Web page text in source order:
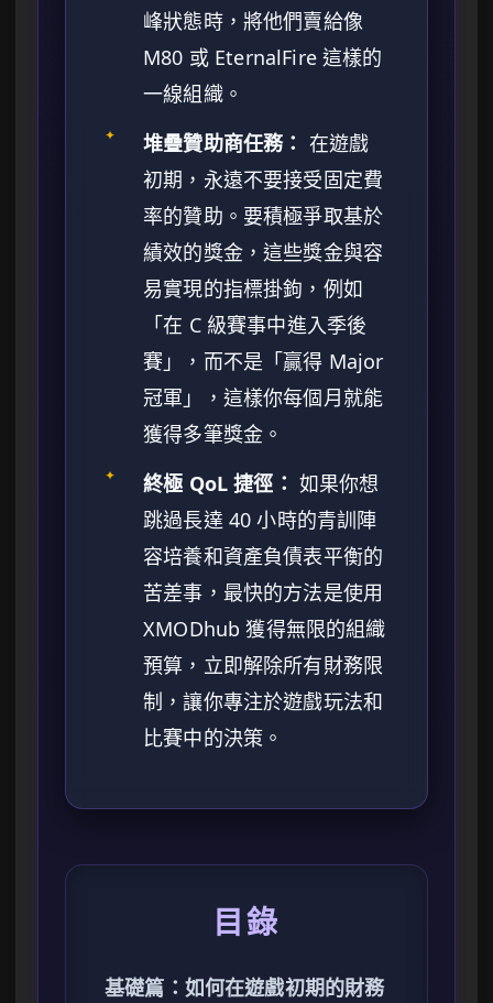
峰狀態時，將他們賣給像
M80 或 EternalFire 這樣的
一線組織。
✦ 堆疊贊助商任務： 在遊戲
初期，永遠不要接受固定費
率的贊助。要積極爭取基於
績效的獎金，這些獎金與容
易實現的指標掛鉤，例如
「在 C 級賽事中進入季後
賽」，而不是「贏得 Major
冠軍」，這樣你每個月就能
獲得多筆獎金。
✦ 終極 QoL 捷徑： 如果你想
跳過長達 40 小時的青訓陣
容培養和資產負債表平衡的
苦差事，最快的方法是使用
XMODhub 獲得無限的組織
預算，立即解除所有財務限
制，讓你專注於遊戲玩法和
比賽中的決策。
目錄
基礎篇：如何在遊戲初期的財務